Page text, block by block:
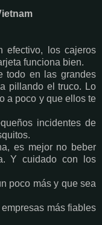
efectivo, los cajeros
funciona bien.
todo en las grandes
pillando el truco. Lo
a poco y que ellos te
incidentes de
es mejor no beber
Y cuidado con los
poco más y que sea
más fiables